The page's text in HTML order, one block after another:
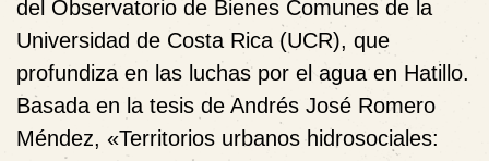
del Observatorio de Bienes Comunes de la
Universidad de Costa Rica (UCR), que
profundiza en las luchas por el agua en Hatillo.
Basada en la tesis de Andrés José Romero
Méndez, «Territorios urbanos hidrosociales: